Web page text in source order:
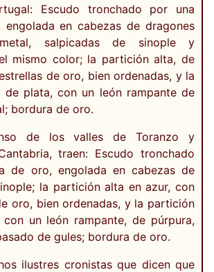
Escudo tronchado por una
en cabezas de dragones
salpicadas de sinople y
mismo color; la partición alta, de
de oro, bien ordenadas, y la
de plata, con un león rampante de
bordura de oro.
de los valles de Toranzo y
traen: Escudo tronchado
de oro, engolada en cabezas de
la partición alta en azur, con
oro, bien ordenadas, y la partición
un león rampante, de púrpura,
de gules; bordura de oro.
ilustres cronistas que dicen que